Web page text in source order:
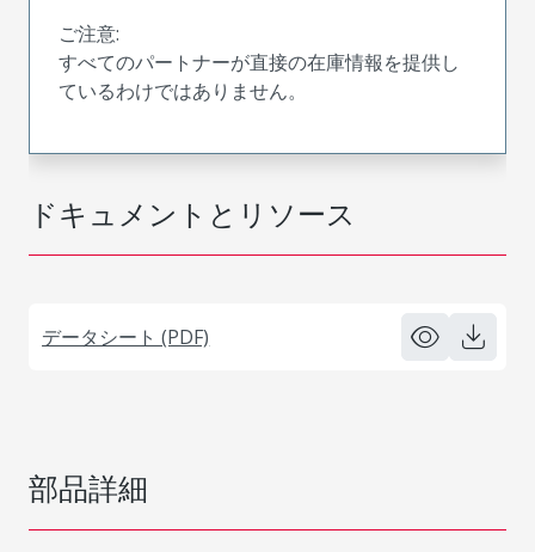
ドキュメントとリソース
データシート (PDF)
ご注意:
すべてのパートナーが直接の在庫情報を提供し
ているわけではありません。
部品詳細